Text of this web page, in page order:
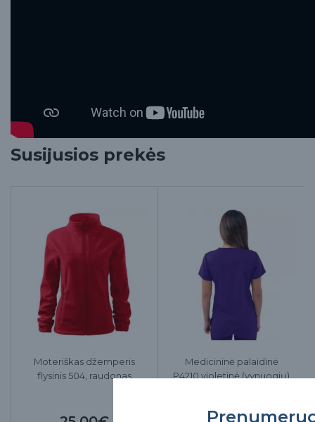
Susijusios prekės
Moteriškas džemperis
flysinis 504, raudonas
Medicininė palaidinė
P4210 violetinė (vynuogių)